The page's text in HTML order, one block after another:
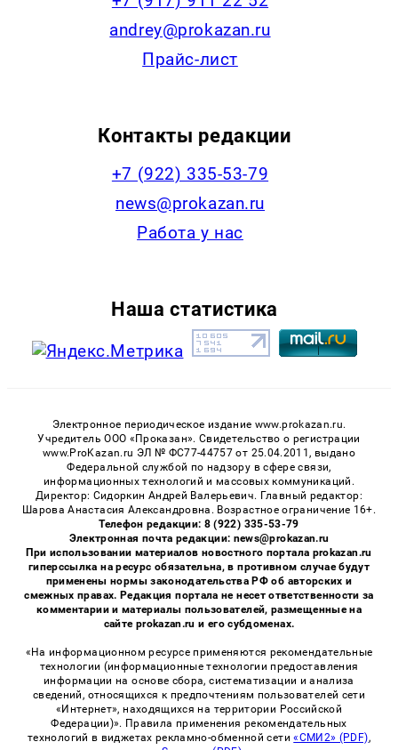
andrey@prokazan.ru
Прайс-лист
Контакты редакции
+7 (922) 335-53-79
news@prokazan.ru
Работа у нас
Наша статистика
Электронное периодическое издание www.prokazan.ru.
Учредитель ООО «Проказан». Cвидетельство о регистрации
www.ProKazan.ru ЭЛ № ФС77-44757 от 25.04.2011, выдано
Федеральной службой по надзору в сфере связи,
информационных технологий и массовых коммуникаций.
Директор: Сидоркин Андрей Валерьевич. Главный редактор:
Шарова Анастасия Александровна. Возрастное ограничение 16+.
Телефон редакции: 8 (922) 335-53-79
Электронная почта редакции: news@prokazan.ru
При использовании материалов новостного портала prokazan.ru
гиперссылка на ресурс обязательна, в противном случае будут
применены нормы законодательства РФ об авторских и
смежных правах. Редакция портала не несет ответственности за
комментарии и материалы пользователей, размещенные на
сайте prokazan.ru и его субдоменах.
«На информационном ресурсе применяются рекомендательные
технологии (информационные технологии предоставления
информации на основе сбора, систематизации и анализа
сведений, относящихся к предпочтениям пользователей сети
«Интернет», находящихся на территории Российской
Федерации)». Правила применения рекомендательных
технологий в виджетах рекламно-обменной сети«СМИ2» (PDF),